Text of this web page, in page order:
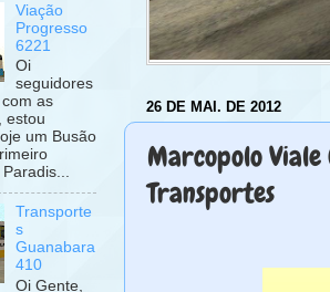
26 DE MAI. DE 2012
Marcopolo Viale
Transportes
Viação
Progresso
6221
Oi
seguidores
as
estou
um Busão
Transporte
s
Guanabara
410
Oi Gente,